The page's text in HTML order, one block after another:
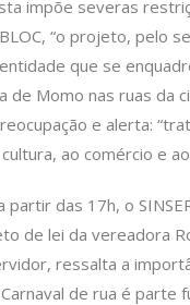
impõe severas
“o projeto, pelo
que se
Momo nas ruas da
e alerta:
ao comércio e
das 17h, o
de lei da vereadora
ressalta a
de rua é parte